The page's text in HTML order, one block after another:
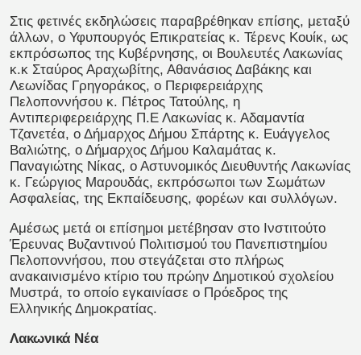
Στις φετινές εκδηλώσεις παραβρέθηκαν επίσης, μεταξύ
άλλων, ο Υφυπουργός Επικρατείας κ. Τέρενς Κουίκ, ως
εκπρόσωπος της Κυβέρνησης, οι Βουλευτές Λακωνίας
κ.κ Σταύρος Αραχωβίτης, Αθανάσιος Δαβάκης και
Λεωνίδας Γρηγοράκος, ο Περιφερειάρχης
Πελοποννήσου κ. Πέτρος Τατούλης, η
Αντιπεριφερειάρχης Π.Ε Λακωνίας κ. Αδαμαντία
Τζανετέα, ο Δήμαρχος Δήμου Σπάρτης κ. Ευάγγελος
Βαλιώτης, ο Δήμαρχος Δήμου Καλαμάτας κ.
Παναγιώτης Νίκας, ο Αστυνομικός Διευθυντής Λακωνίας
κ. Γεώργιος Μαρουδάς, εκπρόσωποι των Σωμάτων
Ασφαλείας, της Εκπαίδευσης, φορέων και συλλόγων.
Αμέσως μετά οι επίσημοι μετέβησαν στο Ινστιτούτο
Έρευνας Βυζαντινού Πολιτισμού του Πανεπιστημίου
Πελοποννήσου, που στεγάζεται στο πλήρως
ανακαινισμένο κτίριο του πρώην Δημοτικού σχολείου
Μυστρά, το οποίο εγκαινίασε ο Πρόεδρος της
Ελληνικής Δημοκρατίας.
Λακωνικά Νέα